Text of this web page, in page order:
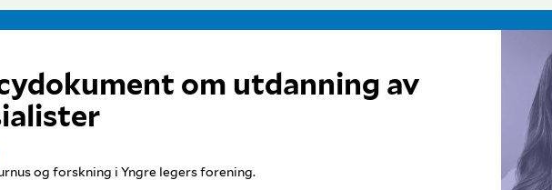
om utdanning av
og forskning i Yngre legers forening.